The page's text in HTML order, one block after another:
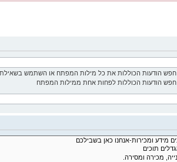
חפש הודעות הכוללות את כל מילות המפתח או השתמש
חפש הודעות הכוללות לפחות אחת ממילות המפתח